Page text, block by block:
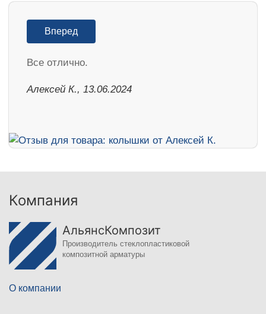
Вперед
Все отлично.
Алексей К., 13.06.2024
Компания
АльянсКомпозит
Производитель стеклопластиковой
композитной арматуры
О компании